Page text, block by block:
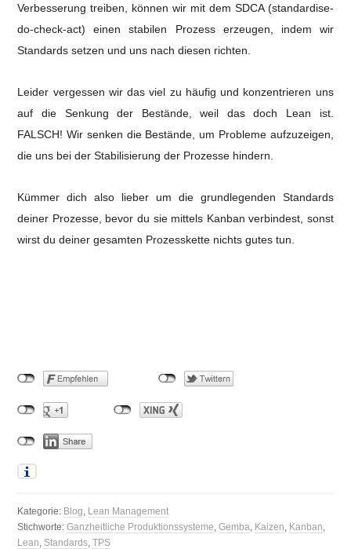
Verbesserung treiben, können wir mit dem SDCA (standardise-
do-check-act) einen stabilen Prozess erzeugen, indem wir
Standards setzen und uns nach diesen richten.
Leider vergessen wir das viel zu häufig und konzentrieren uns
auf die Senkung der Bestände, weil das doch Lean ist.
FALSCH! Wir senken die Bestände, um Probleme aufzuzeigen,
die uns bei der Stabilisierung der Prozesse hindern.
Kümmer dich also lieber um die grundlegenden Standards
deiner Prozesse, bevor du sie mittels Kanban verbindest, sonst
wirst du deiner gesamten Prozesskette nichts gutes tun.
Kategorie: Blog, Lean Management
Stichworte:Ganzheitliche Produktionssysteme,Gemba, Kaizen, Kanban,
Lean, Standards,TPS